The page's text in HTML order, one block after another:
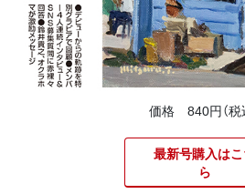
価格 840円（税
最新号購入は
ら​